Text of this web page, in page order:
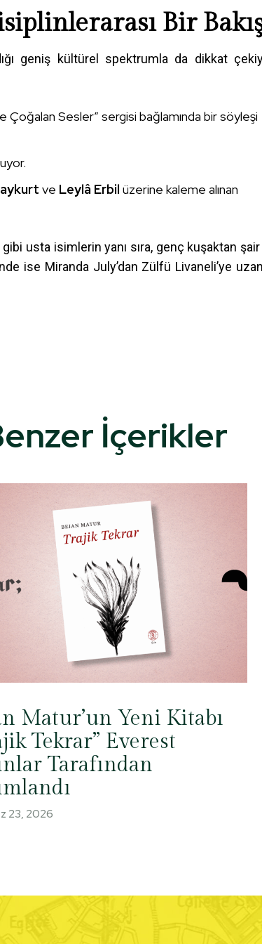
Bir
geniş kültürel spektrumla da dikkat
Sesler” sergisi bağlamında bir söyleşi
ve Leylâ Erbil üzerine kaleme alınan
usta isimlerin yanı sıra, genç kuşaktan
ise Miranda July’dan Zülfü Livaneli’ye
İçerikler
Matur’un Yeni Kitabı
Tekrar” Everest
Tarafından
23, 2026